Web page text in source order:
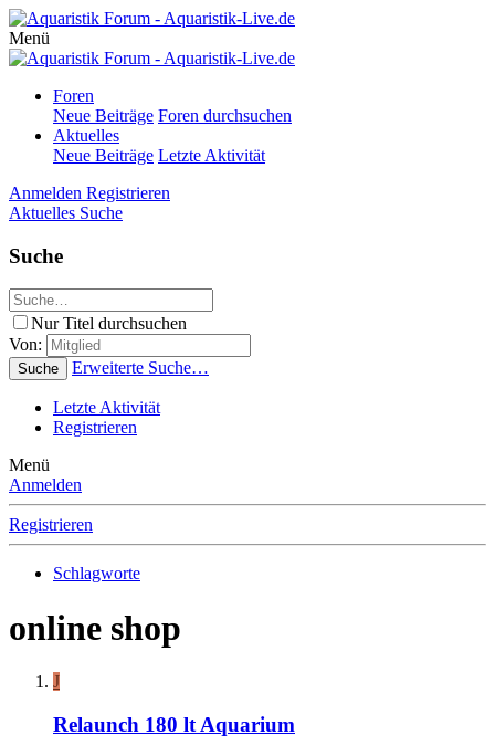
Menü
Foren
Neue Beiträge Foren durchsuchen
Aktuelles
Neue Beiträge Letzte Aktivität
Anmelden Registrieren
Aktuelles Suche
Suche
Nur Titel durchsuchen
Von:
Suche Erweiterte Suche…
Letzte Aktivität
Registrieren
Menü
Anmelden
Registrieren
Schlagworte
online shop
J
Relaunch 180 lt Aquarium